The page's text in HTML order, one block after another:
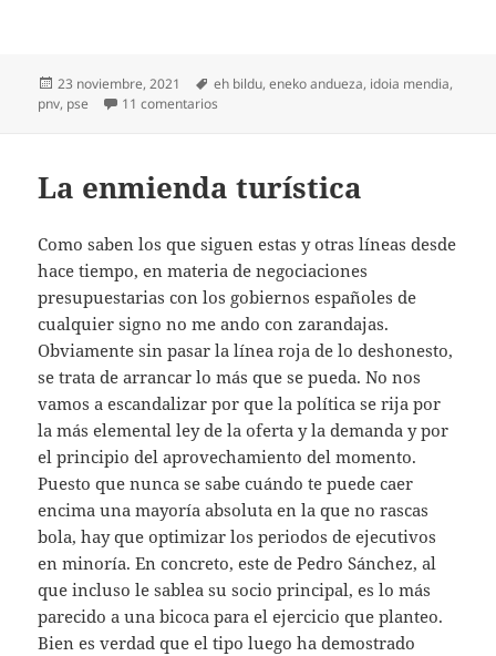
Publicado
el
23 noviembre, 2021 Etiquetas
eh bildu,eneko andueza, idoia mendia,
pnv, pse 11 comentarios
La enmienda turística
Como saben los que siguen estas y otras líneas desde
hace tiempo, en materia de negociaciones
presupuestarias con los gobiernos españoles de
cualquier signo no me ando con zarandajas.
Obviamente sin pasar la línea roja de lo deshonesto,
se trata de arrancar lo más que se pueda. No nos
vamos a escandalizar por que la política se rija por
la más elemental ley de la oferta y la demanda y por
el principio del aprovechamiento del momento.
Puesto que nunca se sabe cuándo te puede caer
encima una mayoría absoluta en la que no rascas
bola, hay que optimizar los periodos de ejecutivos
en minoría. En concreto, este de Pedro Sánchez, al
que incluso le sablea su socio principal, es lo más
parecido a una bicoca para el ejercicio que planteo.
Bien es verdad que el tipo luego ha demostrado